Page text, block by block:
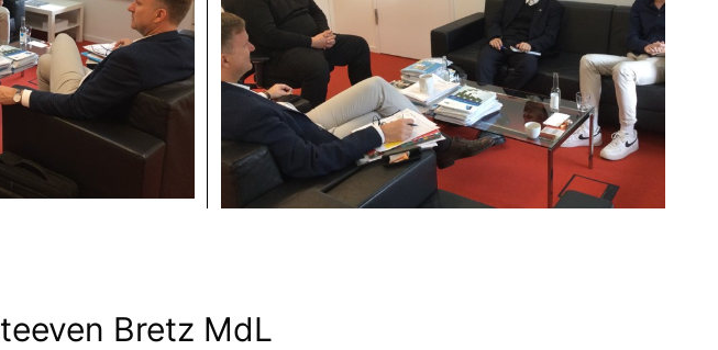
Bretz MdL